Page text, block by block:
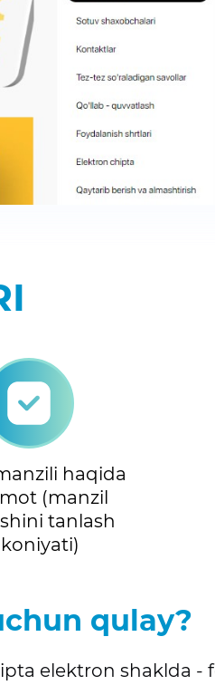
haqida
(manzil
tanlash
qulay?
elektron shaklda -